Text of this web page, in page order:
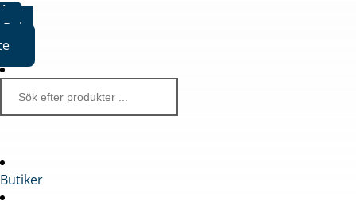
Boka
Butiker